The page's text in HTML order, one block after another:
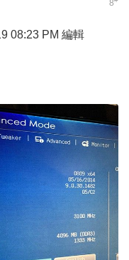
8
08:23 PM 編輯